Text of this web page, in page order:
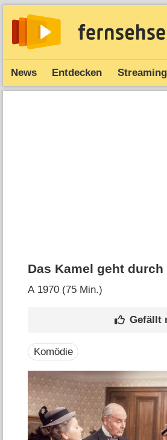
News Entdecken Streaming
Das Kamel geht
A1970 (75 Min.)
Komödie